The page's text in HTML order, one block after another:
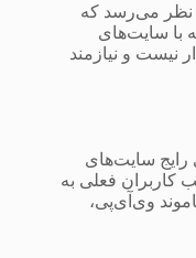
نظر می‌رسد که
با سایت‌های
نیست و نیازمند
رایج سایت‌های
کاربران فعلی به
وی‌آی‌پی،